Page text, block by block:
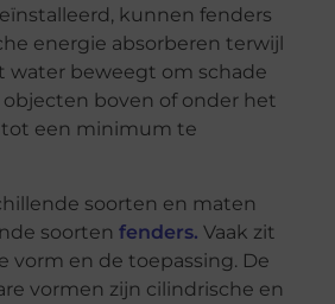
kunnen fenders
energie absorberen terwijl
water beweegt om schade
objecten boven of onder het
een minimum te
soorten en maten
soorten fenders. Vaak zit
vorm en de toepassing. De
vormen zijn cilindrische en